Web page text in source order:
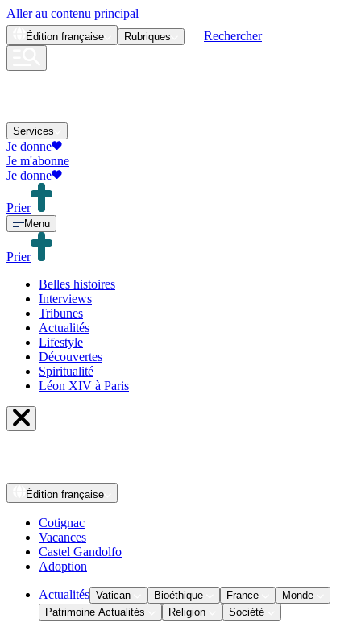
Aller au contenu principal
Édition française Rubriques Rechercher
Services
Je donne
Je m'abonne
Je donne
Prier
Menu
Prier
Belles histoires
Interviews
Tribunes
Actualités
Lifestyle
Découvertes
Spiritualité
Léon XIV à Paris
Édition française
Cotignac
Vacances
Castel Gandolfo
Adoption
Actualités Vatican Bioéthique France
Monde
Patrimoine Actualités
Religion Société